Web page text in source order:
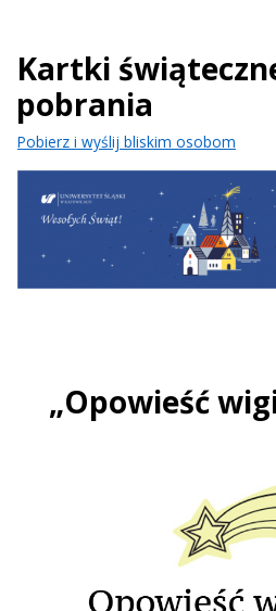
Kartki
pobrania
Pobierz i wyślij bliskim osobom
„Opowieść